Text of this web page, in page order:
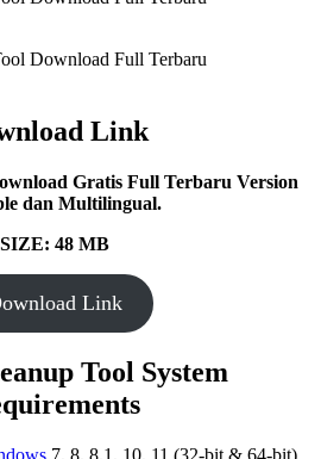
Link
Gratis Full Terbaru Version
dan Multilingual.
SIZE: 48 MB
Link
Tool System
7, 8, 8.1, 10, 11 (32-bit & 64-bit)